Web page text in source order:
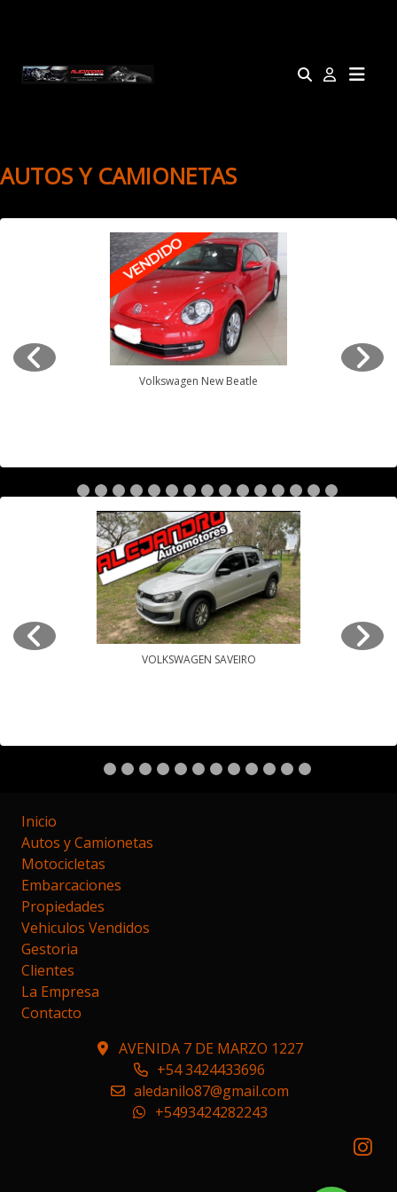
AUTOS Y CAMIONETAS
Volkswagen New Beatle
VOLKSWAGEN SAVEIRO
Inicio
Autos y Camionetas
Motocicletas
Embarcaciones
Propiedades
Vehiculos Vendidos
Gestoria
Clientes
La Empresa
Contacto
AVENIDA 7 DE MARZO 1227
+54 3424433696
aledanilo87@gmail.com
+5493424282243